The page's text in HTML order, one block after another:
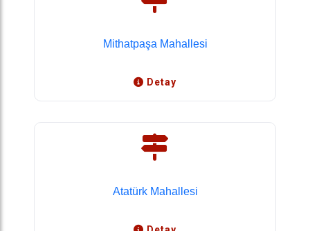
Mithatpaşa Mahallesi
Detay
Atatürk Mahallesi